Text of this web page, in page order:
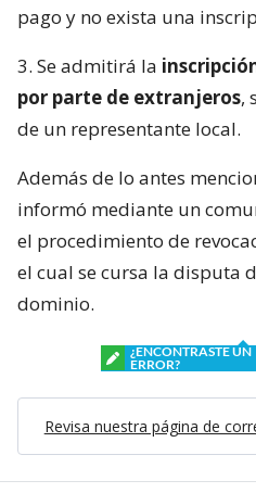
pago y no exista una
3. Se admitirá la
por parte de extranjeros,
de un representante local.
Además de lo antes
informó mediante un
el procedimiento de
el cual se cursa la disputa
dominio.
¿ENCONTRASTE UN
ERROR?
Revisa nuestra página de